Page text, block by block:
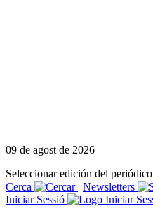
09 de agost de 2026
Seleccionar edición del periódico
Cerca
| Newsletters
Iniciar Sessió